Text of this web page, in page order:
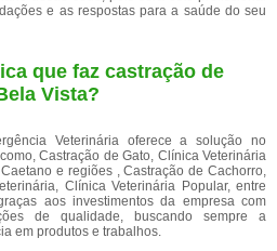
e as respostas para a saúde do seu
que faz castração de
Vista?
Veterinária oferece a solução no
Castração de Gato, Clínica Veterinária
e regiões , Castração de Cachorro,
Clínica Veterinária Popular, entre
aos investimentos da empresa com
de qualidade, buscando sempre a
em produtos e trabalhos.